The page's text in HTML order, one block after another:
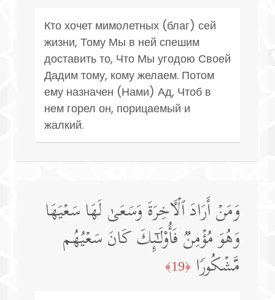
Кто хочет мимолетных (благ) сей
жизни, Тому Мы в ней спешим
доставить то, Что Мы угодою Своей
Дадим тому, кому желаем. Потом
ему назначен (Нами) Ад, Чтоб в
нем горел он, порицаемый и
жалкий.
وَمَنۡ أَرَادَ ٱلۡـَٔاخِرَةَ وَسَعَىٰ لَهَا سَعۡیَهَا
وَهُوَ مُؤۡمِنࣱ فَأُو۟لَـٰۤىِٕكَ كَانَ سَعۡیُهُم
مَّشۡكُورࣰا ﴿19﴾